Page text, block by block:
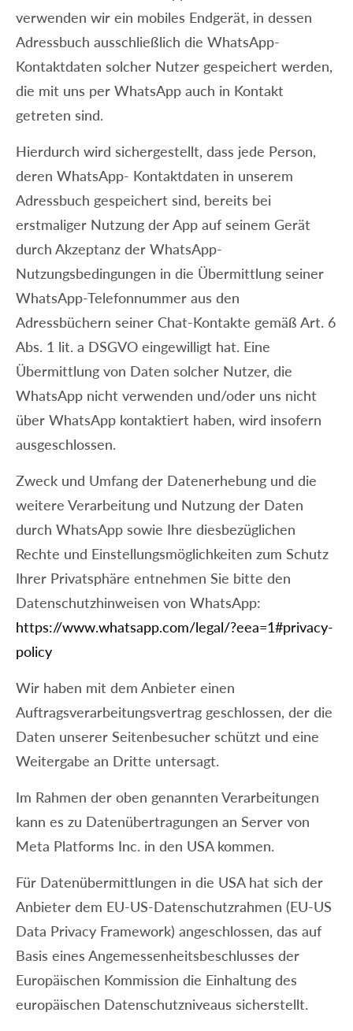
verwenden wir ein mobiles Endgerät, in dessen
Adressbuch ausschließlich die WhatsApp-
Kontaktdaten solcher Nutzer gespeichert werden,
die mit uns per WhatsApp auch in Kontakt
getreten sind.
Hierdurch wird sichergestellt, dass jede Person,
deren WhatsApp- Kontaktdaten in unserem
Adressbuch gespeichert sind, bereits bei
erstmaliger Nutzung der App auf seinem Gerät
durch Akzeptanz der WhatsApp-
Nutzungsbedingungen in die Übermittlung seiner
WhatsApp-Telefonnummer aus den
Adressbüchern seiner Chat-Kontakte gemäß Art. 6
Abs. 1 lit. a DSGVO eingewilligt hat. Eine
Übermittlung von Daten solcher Nutzer, die
WhatsApp nicht verwenden und/oder uns nicht
über WhatsApp kontaktiert haben, wird insofern
ausgeschlossen.
Zweck und Umfang der Datenerhebung und die
weitere Verarbeitung und Nutzung der Daten
durch WhatsApp sowie Ihre diesbezüglichen
Rechte und Einstellungsmöglichkeiten zum Schutz
Ihrer Privatsphäre entnehmen Sie bitte den
Datenschutzhinweisen von WhatsApp:
https://www.whatsapp.com/legal/?eea=1#privacy-
policy
Wir haben mit dem Anbieter einen
Auftragsverarbeitungsvertrag geschlossen, der die
Daten unserer Seitenbesucher schützt und eine
Weitergabe an Dritte untersagt.
Im Rahmen der oben genannten Verarbeitungen
kann es zu Datenübertragungen an Server von
Meta Platforms Inc. in den USA kommen.
Für Datenübermittlungen in die USA hat sich der
Anbieter dem EU-US-Datenschutzrahmen (EU-US
Data Privacy Framework) angeschlossen, das auf
Basis eines Angemessenheitsbeschlusses der
Europäischen Kommission die Einhaltung des
europäischen Datenschutzniveaus sicherstellt.